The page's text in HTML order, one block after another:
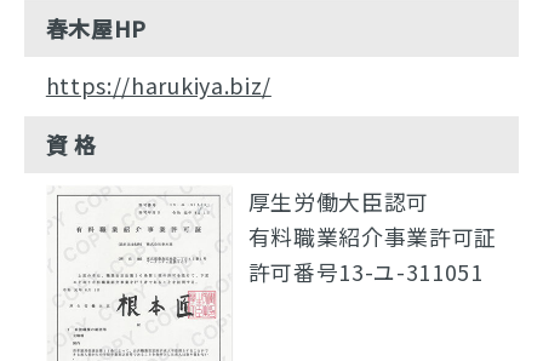
春木屋HP
https://harukiya.biz/
資 格
厚生労働大臣認可
有料職業紹介事業許可証
許可番号13-ユ-311051